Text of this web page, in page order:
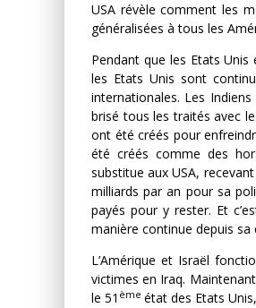
USA révèle comment les
généralisées à tous les
Pendant que les Etats
les Etats Unis sont
internationales. Les
brisé tous les traités avec
ont été créés pour
été créés comme des
substitue aux USA,
milliards par an pour sa
payés pour y rester. Et
manière continue depuis sa
L’Amérique et Israël
victimes en Iraq.
le 51 ème état des Etats